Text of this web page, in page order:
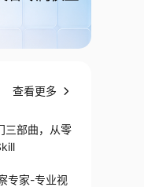
查看更多
三部曲，从零
专家-专业视